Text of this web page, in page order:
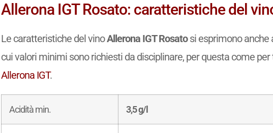
Allerona IGT Rosato: caratteristiche del
Le caratteristiche del vinoAllerona IGT Rosatosi esprimono anche
cui valori minimi sono richiesti da disciplinare, per questa come
Allerona IGT.
Acidità min. 3,5 g/l